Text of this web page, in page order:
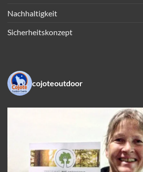
Nachhaltigkeit
Sicherheitskonzept
cojoteoutdoor